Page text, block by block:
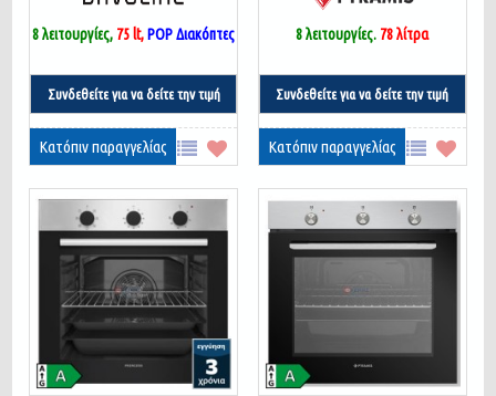
8 λειτουργίες, 75 lt,POP Διακόπτες
Συνδεθείτε για να δείτε την τιμή
Κατόπιν παραγγελίας
8 λειτουργίες. 78 λίτρα
Συνδεθείτε για να δείτε την τιμή
Κατόπιν παραγγελίας